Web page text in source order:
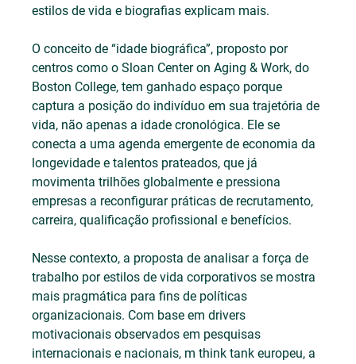
estilos de vida e biografias explicam mais.
O conceito de “idade biográfica”, proposto por
centros como o Sloan Center on Aging & Work, do
Boston College, tem ganhado espaço porque
captura a posição do indivíduo em sua trajetória de
vida, não apenas a idade cronológica. Ele se
conecta a uma agenda emergente de economia da
longevidade e talentos prateados, que já
movimenta trilhões globalmente e pressiona
empresas a reconfigurar práticas de recrutamento,
carreira, qualificação profissional e benefícios.
Nesse contexto, a proposta de analisar a força de
trabalho por estilos de vida corporativos se mostra
mais pragmática para fins de políticas
organizacionais. Com base em drivers
motivacionais observados em pesquisas
internacionais e nacionais, m think tank europeu, a